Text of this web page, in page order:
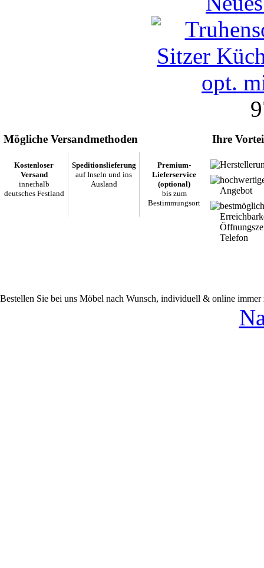
Mögliche Versandmethoden
Kostenloser
Versand
innerhalb
deutsches Festland
Speditionslieferung
auf Inseln und ins
Ausland
Premium-
Lieferservice
(optional)
bis zum
Bestimmungsort
Ihre
Angebot
Telefon
Bestellen Sie bei uns Möbel nach Wunsch, individuell & online immer